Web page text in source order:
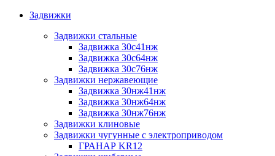
Задвижки
Задвижки стальные
Задвижка 30с41нж
Задвижка 30с64нж
Задвижка 30с76нж
Задвижки нержавеющие
Задвижка 30нж41нж
Задвижка 30нж64нж
Задвижка 30нж76нж
Задвижки клиновые
Задвижки чугунные с электроприводом
ГРАНАР KR12